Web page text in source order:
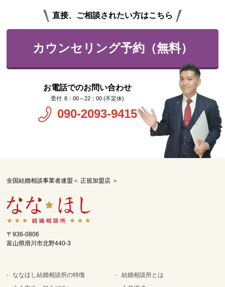
直接、ご相談されたい方はこちら
カウンセリング予約（無料）
お電話でのお問い合わせ
8：00～22：00 (不定休)
090-2093-9415
全国結婚相談事業者連盟＜ 正規加盟店 ＞
〒936-0806
富山県滑川市北野440-3
ななほし結婚相談所の特徴
結婚相談所とは